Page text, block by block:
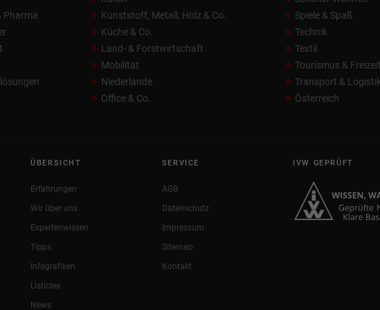
Pharma
Kunststoff, Metall, Holz & Co.
Küche & Co.
Land- & Forstwirtschaft
Mobilität
Niederlande
Office & Co.
Spiele & Spaß
Technik
Textil
Tourismus & Freizeit
Transport & Logistik
Österreich
ÜBERSICHT
Erfahrungen
Wir über uns
Expertenwissen
Tipps
Infografiken
Listicles
News
SERVICE
AGB
Datenschutz
Impressum
Sitemap
Kontakt
IVW GEPRÜFT